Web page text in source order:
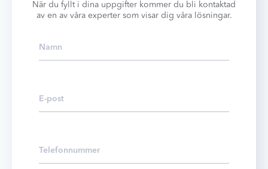
När du fyllt i dina uppgifter kommer du bli kontaktad
av en av våra experter som visar dig våra lösningar.